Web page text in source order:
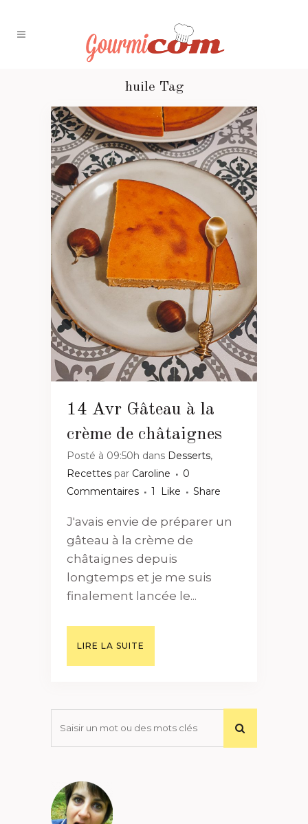
huile Tag
14 Avr Gâteau à la
crème de châtaignes
Posté à 09:50h dans Desserts,
Recettes par Caroline
0
Commentaires
1 Like Share
J'avais envie de préparer un
gâteau à la crème de
châtaignes depuis
longtemps et je me suis
finalement lancée le...
LIRE LA SUITE